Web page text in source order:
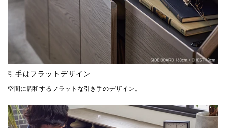
引手はフラットデザイン
空間に調和するフラットな引き手のデザイン。